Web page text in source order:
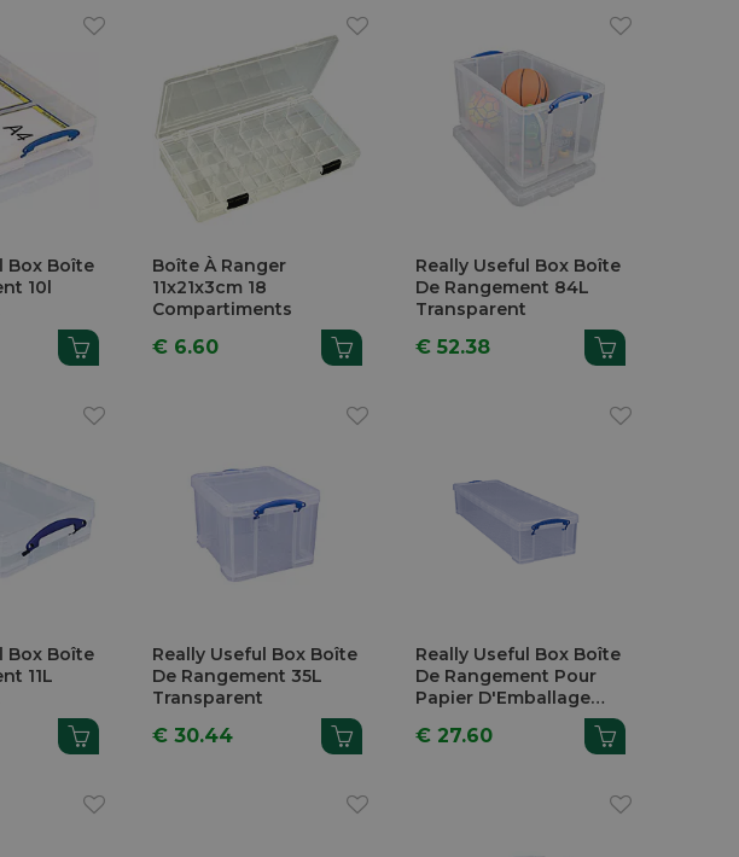
Box Boîte
10l
Boîte À Ranger
11x21x3cm 18
Compartiments
€ 6.60
Really Useful Box Boîte
De Rangement 84L
Transparent
€ 52.38
Box Boîte
11L
Really Useful Box Boîte
De Rangement 35L
Transparent
€ 30.44
Really Useful Box Boîte
De Rangement Pour
Papier D'Emballage
€ 27.60